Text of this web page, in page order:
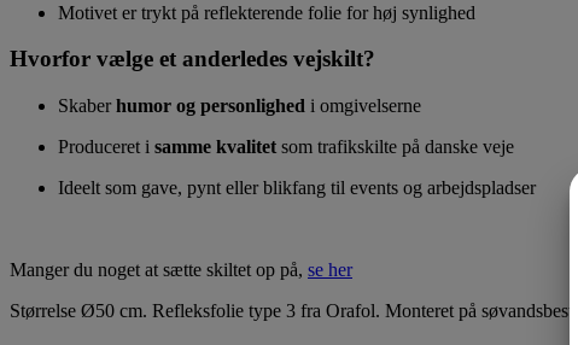
Motivet er trykt på reflekterende folie for høj synlighed
Hvorfor vælge et anderledes vejskilt?
Skaberhumor og personlighed i omgivelserne
Produceret i samme kvalitet som trafikskilte på danske veje
Ideelt som gave, pynt eller blikfang til events og arbejdspladser
Manger du noget at sætte skiltet op på, se her
Størrelse Ø50 cm. Refleksfolie type 3 fra Orafol. Monteret på